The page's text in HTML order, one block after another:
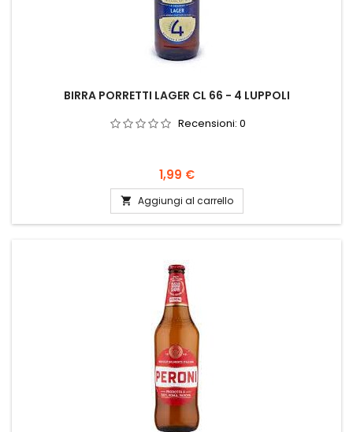
BIRRA PORRETTI LAGER CL 66 - 4 LUPPOLI
Recensioni: 0
Prezzo
1,99 €
 Aggiungi al carrello